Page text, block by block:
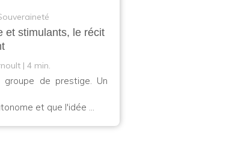
et stimulants, le récit
4 min.
de prestige. Un
et que l'idée ...